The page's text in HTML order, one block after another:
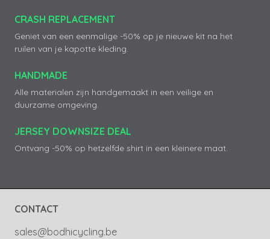
CRASH REPLACEMENT
Geniet van een eenmalige -50% op je nieuwe kit na het
ruilen van je kapotte kleding.
HANDMADE
Alle materialen zijn handgemaakt in een veilige en
duurzame omgeving.
JERSEY DOWNSIZE DEAL
Ontvang -50% op hetzelfde shirt in een kleinere maat.
CONTACT
sales@bodhicycling.be